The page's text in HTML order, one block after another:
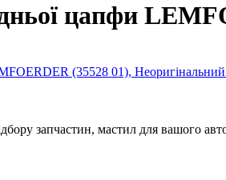
цапфи
запчастин, мастил для вашого